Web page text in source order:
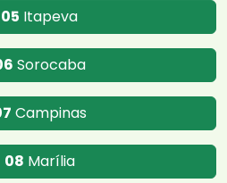
05 Itapeva
Sorocaba
Campinas
08 Marília